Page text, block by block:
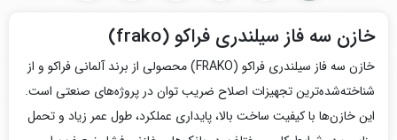
خازن سه فاز سیلندری فراکو (frako)
خازن سه فاز سیلندری فراکو (FRAKO) محصولی از برند آلمانی فراکو و از
شناخته‌شده‌ترین تجهیزات اصلاح ضریب توان در پروژه‌های صنعتی است.
این خازن‌ها با کیفیت ساخت بالا، پایداری عملکرد، طول عمر زیاد و تحمل